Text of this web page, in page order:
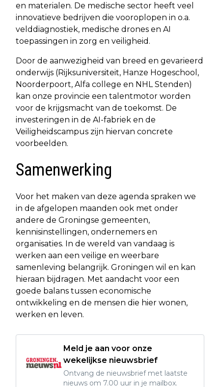
en materialen. De medische sector heeft veel
innovatieve bedrijven die vooroplopen in o.a.
velddiagnostiek, medische drones en AI
toepassingen in zorg en veiligheid.
Door de aanwezigheid van breed en gevarieerd
onderwijs (Rijksuniversiteit, Hanze Hogeschool,
Noorderpoort, Alfa college en NHL Stenden)
kan onze provincie een talentmotor worden
voor de krijgsmacht van de toekomst. De
investeringen in de AI-fabriek en de
Veiligheidscampus zijn hiervan concrete
voorbeelden.
Samenwerking
Voor het maken van deze agenda spraken we
in de afgelopen maanden ook met onder
andere de Groningse gemeenten,
kennisinstellingen, ondernemers en
organisaties. In de wereld van vandaag is
werken aan een veilige en weerbare
samenleving belangrijk. Groningen wil en kan
hieraan bijdragen. Met aandacht voor een
goede balans tussen economische
ontwikkeling en de mensen die hier wonen,
werken en leven.
Meld je aan voor onze
wekelijkse nieuwsbrief
Ontvang de nieuwsbrief met laatste
nieuws om 7.00 uur in je mailbox.